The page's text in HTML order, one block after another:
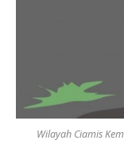
Wilayah Ciamis